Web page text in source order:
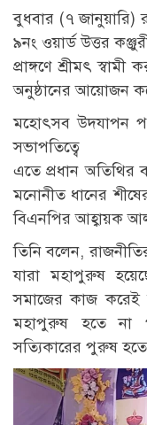
বুধবার (৭ জানুয়ারি)
৯নং ওয়ার্ড উত্তর
প্রাঙ্গণে শ্রীমৎ
অনুষ্ঠানের আয়োজন
মহোৎসব উদযাপন
সভাপতিত্বে
এতে প্রধান অতিথির
মনোনীত ধানের
বিএনপির আহ্বায়ক
তিনি বলেন,
যারা মহাপুরুষ
সমাজের কাজ করেই
মহাপুরুষ হতে না
সত্যিকারের পুরুষ